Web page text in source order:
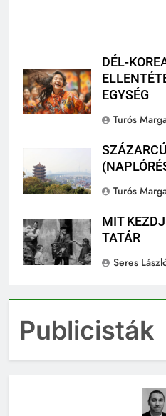
DÉL-
EGYSÉG
Turós
Turós
MIT
TATÁR
Seres
Publicisták